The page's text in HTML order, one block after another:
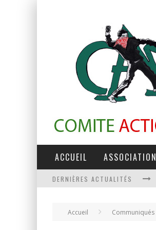
ACCUEIL ASSOCIATION
DERNIÈRES ACTUALITÉS
Accueil Communiqués